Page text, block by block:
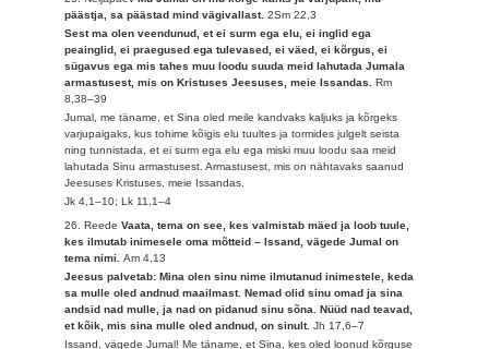
päästja, sa päästad mind vägivallast.2Sm 22,3
Sest ma olen veendunud, et ei surm ega elu, ei inglid ega
peainglid, ei praegused ega tulevased, ei väed, ei kõrgus, ei
sügavus ega mis tahes muu loodu suuda meid lahutada Jumala
armastusest, mis on Kristuses Jeesuses, meie Issandas.Rm
8,38–39
Jumal, me täname, et Sina oled meile kandvaks kaljuks ja kõrgeks
varjupaigaks, kus tohime kõigis elu tuultes ja tormides julgelt seista
ning tunnistada, et ei surm ega elu ega miski muu loodu saa meid
lahutada Sinu armastusest. Armastusest, mis on nähtavaks saanud
Jeesuses Kristuses, meie Issandas.
Jk 4,1–10; Lk 11,1–4
26. ReedeVaata, tema on see, kes valmistab mäed ja loob tuule,
kes ilmutab inimesele oma mõtteid – Issand, vägede Jumal on
tema nimi.Am 4,13
Jeesus palvetab: Mina olen sinu nime ilmutanud inimestele, keda
sa mulle oled andnud maailmast. Nemad olid sinu omad ja sina
andsid nad mulle, ja nad on pidanud sinu sõna. Nüüd nad teavad,
et kõik, mis sina mulle oled andnud, on sinult.Jh 17,6–7
Issand, vägede Jumal! Me täname, et Sina, kes oled loonud kõrguse